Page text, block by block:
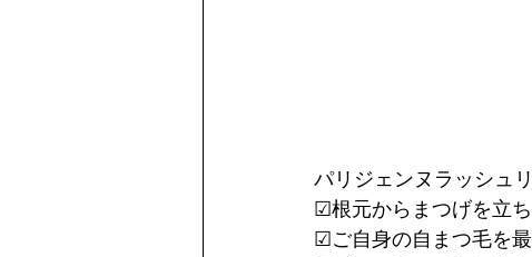
パリジェンヌラッシュ
☑︎根元からまつげを立
☑︎ご自身の自まつ毛を